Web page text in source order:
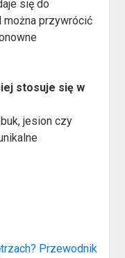
się do
można przywrócić
stosuje się w
jesion czy
Przewodnik